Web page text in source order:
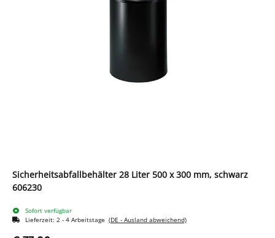
Sicherheitsabfallbehälter 28 Liter 500 x 300 mm, schwarz
606230
Sofort verfügbar
Lieferzeit: 2 - 4 Arbeitstage (DE - Ausland abweichend)